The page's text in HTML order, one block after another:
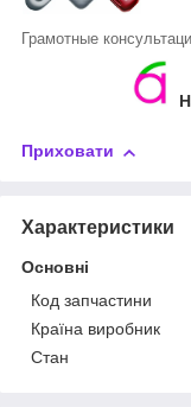
Грамотные
Приховати
Характеристики
Основні
Код запчастини
Країна виробник
Стан